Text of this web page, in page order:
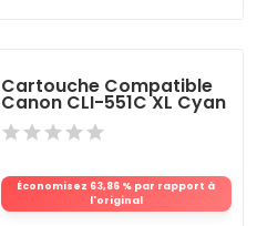
Cartouche Compatible
Canon CLI-551C XL Cyan
Économisez 63,86 % par rapport à
l'original